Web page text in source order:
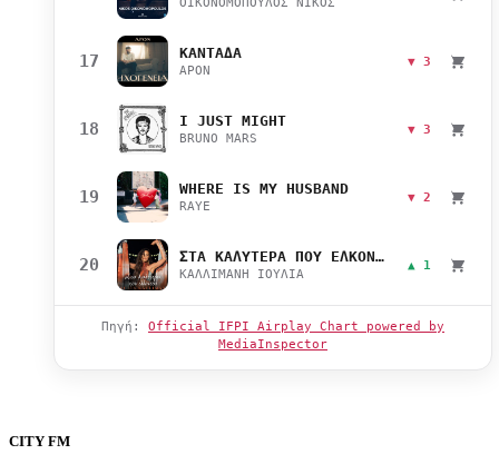
17 ΚΑΝΤΑΔΑ
APON
▼ 3
18 I JUST MIGHT
BRUNO MARS
▼ 3
19 WHERE IS MY HUSBAND
RAYE
▼ 2
20 ΣΤΑ ΚΑΛΥΤΕΡΑ ΠΟΥ ΕΛΚΟΝΤΑΙ
ΚΑΛΛΙΜΑΝΗ ΙΟΥΛΙΑ
▲ 1
Πηγή: Official IFPI Airplay Chart powered by
MediaInspector
CITY FM